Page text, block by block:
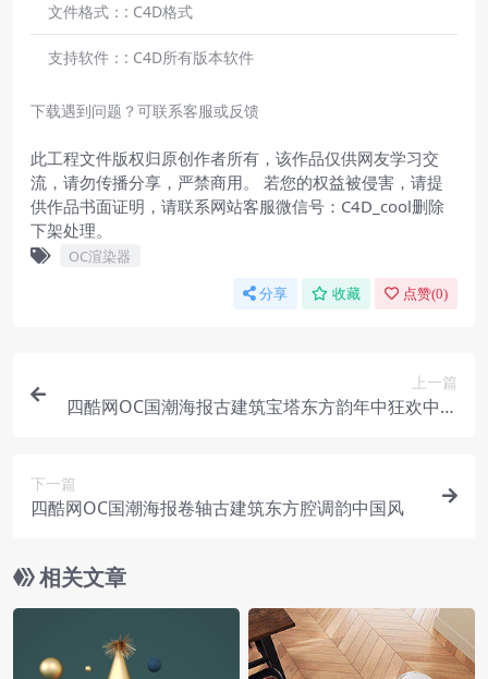
文件格式：: C4D格式
支持软件：: C4D所有版本软件
下载遇到问题？可联系客服或反馈
此工程文件版权归原创作者所有，该作品仅供网友学习交
流，请勿传播分享，严禁商用。 若您的权益被侵害，请提
供作品书面证明，请联系网站客服微信号：C4D_cool删除
下架处理。
OC渲染器
分享 收藏 点赞(0)
上一篇
四酷网OC国潮海报古建筑宝塔东方韵年中狂欢中国
下一篇
四酷网OC国潮海报卷轴古建筑东方腔调韵中国风
相关文章